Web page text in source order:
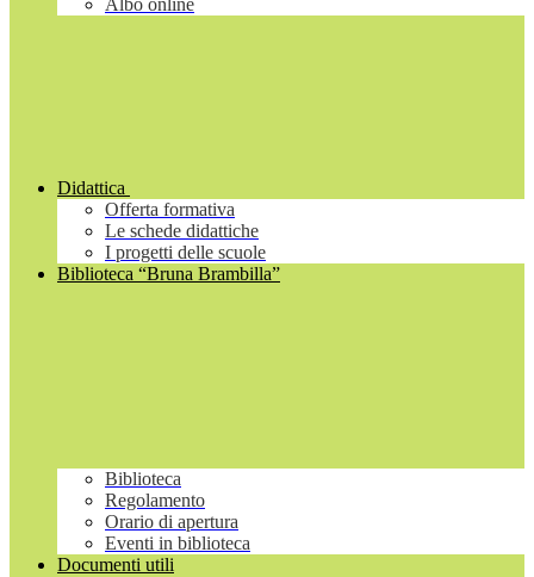
Albo online
Didattica
Offerta formativa
Le schede didattiche
I progetti delle scuole
Biblioteca “Bruna Brambilla”
Biblioteca
Regolamento
Orario di apertura
Eventi in biblioteca
Documenti utili